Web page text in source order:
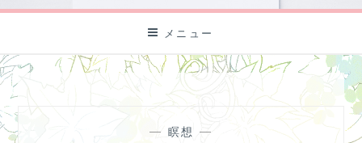
プ
メニュー
— 瞑想 —